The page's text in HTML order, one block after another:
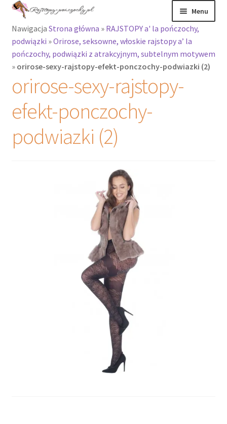
Przejdź
nawigacji
Przejdź
treści
Menu
Rajstopy
Rozwiń
menu
potomne
Rajstopy Orirose
Pończochy i
zakolanówki
Podkolanówki i
skarpetki
potomne
Nawigacja Strona główna » RAJSTOPY a' la pończochy,
podwiązki »Orirose, seksowne, włoskie rajstopy a’ la
pończochy, podwiązki z atrakcyjnym, subtelnym motywem
» orirose-sexy-rajstopy-efekt-ponczochy-podwiazki (2)
orirose-sexy-rajstopy-
efekt-ponczochy-
podwiazki (2)